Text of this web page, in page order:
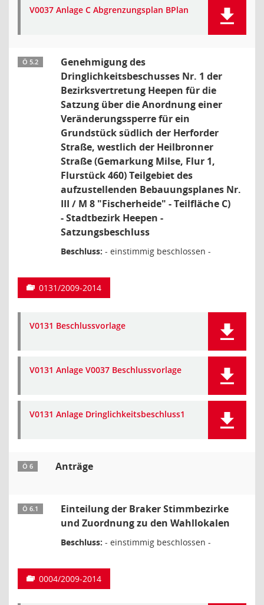
V0037 Anlage C Abgrenzungsplan BPlan
Ö 5.2
Genehmigung des
Dringlichkeitsbeschusses Nr. 1 der
Bezirksvertretung Heepen für die
Satzung über die Anordnung einer
Veränderungssperre für ein
Grundstück südlich der Herforder
Straße, westlich der Heilbronner
Straße (Gemarkung Milse, Flur 1,
Flurstück 460) Teilgebiet des
aufzustellenden Bebauungsplanes Nr.
III / M 8 "Fischerheide" - Teilfläche C)
- Stadtbezirk Heepen -
Satzungsbeschluss
Beschluss: - einstimmig beschlossen -
0131/2009-2014
V0131 Beschlussvorlage
V0131 Anlage V0037 Beschlussvorlage
V0131 Anlage Dringlichkeitsbeschluss1
Ö 6 Anträge
Ö 6.1
Einteilung der Braker Stimmbezirke
und Zuordnung zu den Wahllokalen
Beschluss: - einstimmig beschlossen -
0004/2009-2014